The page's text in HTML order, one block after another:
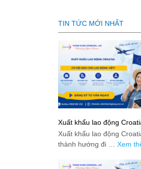
TIN TỨC MỚI NHẤT
Xuất khẩu lao động
nào cho lao động Việt?
Xuất khẩu lao động
thành hướng đi … Xem